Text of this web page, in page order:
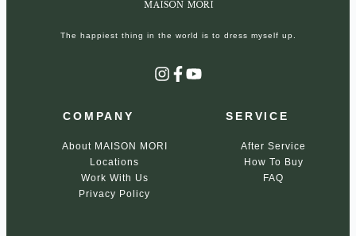
The happiest thing in the world is to dress myself up.
Instagram
Facebook
YouTube
COMPANY
About MAISON MORI
Locations
Work With Us
Privacy Policy
SERVICE
After Service
How To Buy
FAQ